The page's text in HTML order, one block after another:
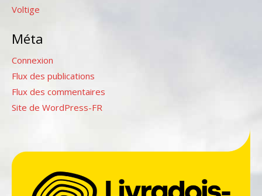
Voltige
Méta
Connexion
Flux des publications
Flux des commentaires
Site de WordPress-FR